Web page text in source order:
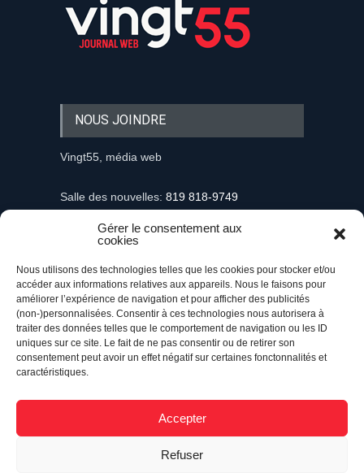
Gérer le consentement aux
cookies
Nous utilisons des technologies telles que les cookies pour stocker et/ou
accéder aux informations relatives aux appareils. Nous le faisons pour
améliorer l’expérience de navigation et pour afficher des publicités
(non-)personnalisées. Consentir à ces technologies nous autorisera à
traiter des données telles que le comportement de navigation ou les ID
uniques sur ce site. Le fait de ne pas consentir ou de retirer son
consentement peut avoir un effet négatif sur certaines fonctonnalités et
caractéristiques.
Accepter
Refuser
NOUS JOINDRE
Vingt55, média web
Salle des nouvelles: 819 818-9749
Information et demandes publicitaires
Communiqués et nouvelles
nouvelles@vingt55.com
Administration et comptabilité
comptabilite@vingt55.com
Propulsé par Versom VR